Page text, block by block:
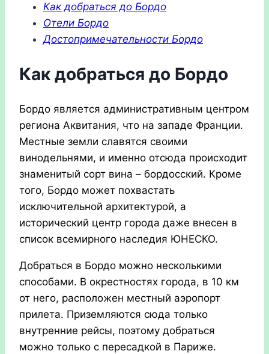
Как добраться до Бордо
Отели Бордо
Достопримечательности Бордо
Как добраться до Бордо
Бордо является административным центром
региона Аквитания, что на западе Франции.
Местные земли славятся своими
винодельнями, и именно отсюда происходит
знаменитый сорт вина – бордосский. Кроме
того, Бордо может похвастать
исключительной архитектурой, а
исторический центр города даже внесен в
список всемирного наследия ЮНЕСКО.
Добраться в Бордо можно несколькими
способами. В окрестностях города, в 10 км
от него, расположен местный аэропорт
прилета. Приземляются сюда только
внутренние рейсы, поэтому добраться
можно только с пересадкой в Париже.